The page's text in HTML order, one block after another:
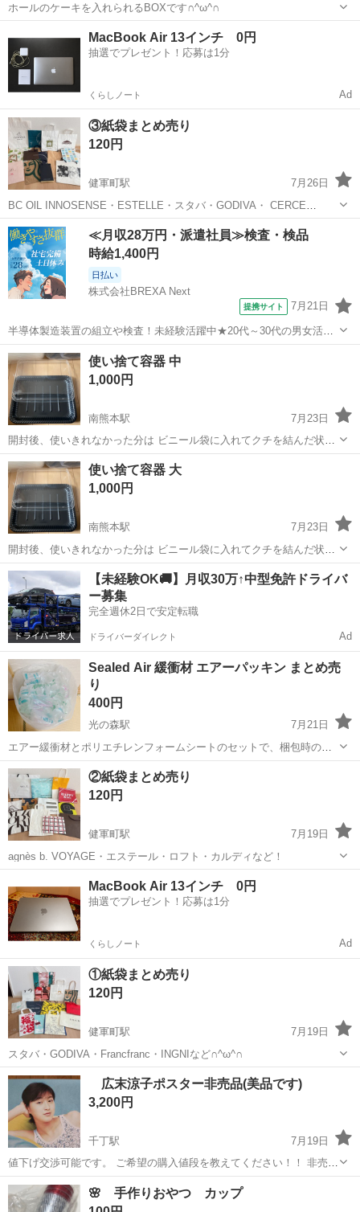
ホールのケーキを入れられるBOXです∩^ω^∩
ラッピング用品
MacBook Air 13インチ 0円
抽選でプレゼント！応募は1分
くらしノート Ad
③紙袋まとめ売り
120円
健軍町駅
7月26日
BC OlL INNOSENSE・ESTELLE・スタバ・GODIVA・ CERCE
PARISなど！
熊本 上益城郡 健軍町駅 ラッピング用品 紙袋
≪月収28万円・派遣社員≫検査・検品
時給1,400円
日払い
株式会社BREXA Next
提携サイト 7月21日
半導体製造装置の組立や検査！未経験活躍中★20代～30代の男女活躍
中★ワンルーム寮完備！赴任旅費会社負担！マイカー通勤OK！無料駐
車場あり！正社員登用あり！《熊本県菊池郡大津町》 人気の工場のお
仕事 ◇半導体製造装置の組立...
熊本 その他
使い捨て容器 中
1,000円
南熊本駅
7月23日
開封後、使いきれなかった分は ビニール袋に入れてクチを結んだ状態
で 自宅保存 ※写真5枚目参照 容器、蓋ともに各38枚 縦31㎝ 横24㎝ 蓋
がカチッと閉まるタイプなので テープを使わずに蓋を閉められます オ
ードブル...
熊本 熊本市 南熊本駅 ラッピング用品
使い捨て容器 大
1,000円
南熊本駅
7月23日
開封後、使いきれなかった分は ビニール袋に入れてクチを結んだ状態
で 自宅保存 ※写真5枚目参照 容器、蓋ともに各39枚 縦36㎝ 横26㎝ 蓋
がカチッと閉まるタイプなので テープを使わずに蓋を閉められます オ
ードブル...
熊本 熊本市 南熊本駅 ラッピング用品 容器
【未経験OK🚚】月収30万↑中型免許ドライバ
ー募集
完全週休2日で安定転職
ドライバーダイレクト Ad
Sealed Air 緩衝材 エアーパッキン まとめ売
り
400円
光の森駅
7月21日
エアー緩衝材とポリエチレンフォームシートのセットで、梱包時の隙
間埋めや保護に最適です。 70リットルのビニール袋に山盛り入って
ます 5個クッション材もあります 空気抜けしてるものもありますが 写
真が全てです Se...
熊本 菊池郡 光の森駅 ラッピング用品
②紙袋まとめ売り
120円
健軍町駅
7月19日
agnès b. VOYAGE・エステール・ロフト・カルディなど！
ラッピング用品
MacBook Air 13インチ 0円
抽選でプレゼント！応募は1分
くらしノート Ad
①紙袋まとめ売り
120円
健軍町駅
7月19日
スタバ・GODIVA・Francfranc・INGNIなど∩^ω^∩
熊本 上益城郡 健軍町駅 ラッピング用品 紙袋
広末涼子ポスター非売品(美品です)
3,200円
千丁駅
7月19日
値下げ交渉可能です。 ご希望の購入値段を教えてください！！ 非売品
HONDA 50th「広末涼子 等身大」の 特大ポスターです。サイ
ズ:60cm×180cm 商品を撮影する為に今回箱から出して、 四方をお皿
熊本 八代市 千丁駅 ラッピング用品
🌸 手作りおやつ カップ